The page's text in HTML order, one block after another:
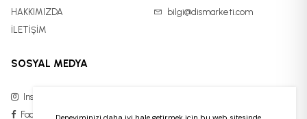
HAKKIMIZDA
İLETİŞİM
bilgi@dismarketi.com
SOSYAL MEDYA
Instagram
Facebook